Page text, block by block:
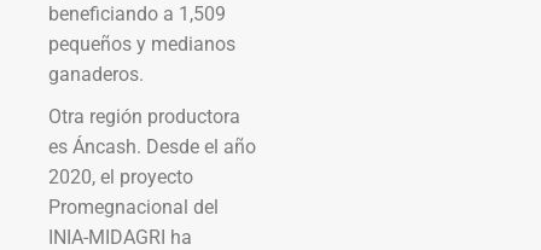
beneficiando a 1,509
pequeños y medianos
ganaderos.
Otra región productora
es Áncash. Desde el año
2020, el proyecto
Promegnacional del
INIA-MIDAGRI ha